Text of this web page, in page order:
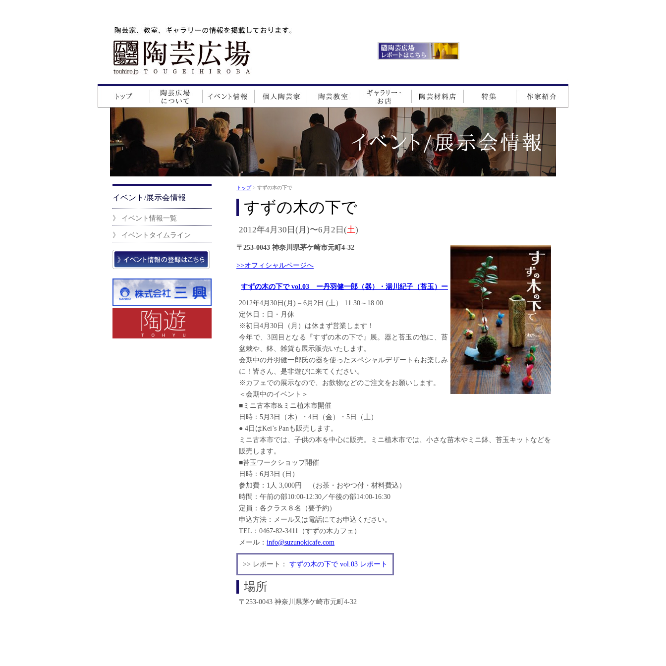
トップ> すずの木の下で
すずの木の下で
2012年4月30日(月)〜6月2日(土)
〒253-0043 神奈川県茅ケ崎市元町4-32
>>オフィシャルページへ
すずの木の下で vol.03 ー丹羽健一郎（器）・湯川紀子（苔玉）ー
2012年4月30日(月) – 6月2日 (土） 11:30～18:00
定休日：日・月休
※初日4月30日（月）は休まず営業します！
今年で、3回目となる『すずの木の下で』展。器と苔玉の他に、苔
盆栽や、鉢、雑貨も展示販売いたします。
会期中の丹羽健一郎氏の器を使ったスペシャルデザートもお楽しみ
に！皆さん、是非遊びに来てください。
※カフェでの展示なので、お飲物などのご注文をお願いします。
＜会期中のイベント＞
■ミニ古本市&ミニ植木市開催
日時：5月3日（木）・4日（金）・5日（土）
● 4日はKei’s Panも販売します。
ミニ古本市では、子供の本を中心に販売。ミニ植木市では、小さな苗木やミニ鉢、苔玉キットなどを
販売します。
■苔玉ワークショップ開催
日時：6月3日 (日）
参加費：1人 3,000円 （お茶・おやつ付・材料費込）
時間：午前の部10:00-12:30／午後の部14:00-16:30
定員：各クラス８名（要予約）
申込方法：メール又は電話にてお申込ください。
TEL：0467-82-3411（すずの木カフェ）
メール： info@suzunokicafe.com
>> レポート： すずの木の下で vol.03 レポート
場所
〒253-0043 神奈川県茅ケ崎市元町4-32
イベント/展示会情報
》 イベント情報一覧
》 イベントタイムライン